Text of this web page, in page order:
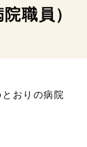
職員）
おりの病院